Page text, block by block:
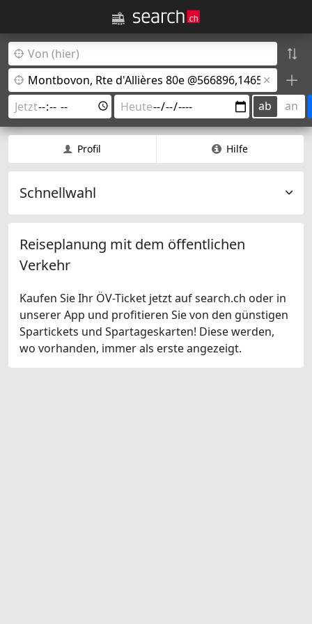
ab an
Profil Hilfe
Schnellwahl
Reiseplanung mit dem öffentlichen
Verkehr
Kaufen Sie Ihr ÖV-Ticket jetzt auf search.ch oder in
unserer App und profitieren Sie von den günstigen
Spartickets und Spartageskarten! Diese werden,
wo vorhanden, immer als erste angezeigt.